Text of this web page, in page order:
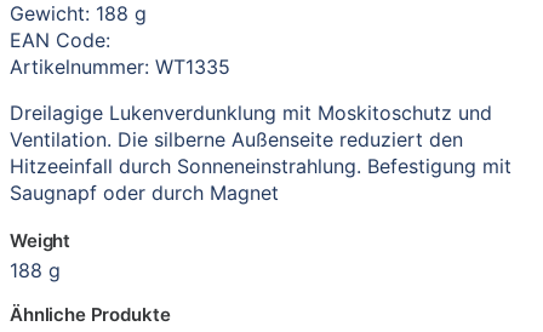
Gewicht: 188 g
EAN Code:
Artikelnummer: WT1335
Dreilagige Lukenverdunklung mit Moskitoschutz und
Ventilation. Die silberne Außenseite reduziert den
Hitzeeinfall durch Sonneneinstrahlung. Befestigung mit
Saugnapf oder durch Magnet
Weight
188 g
Ähnliche Produkte